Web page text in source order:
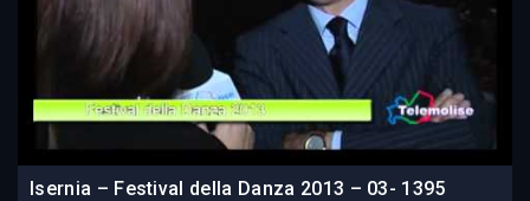
Isernia – Festival della Danza 2013 – 03- 1395